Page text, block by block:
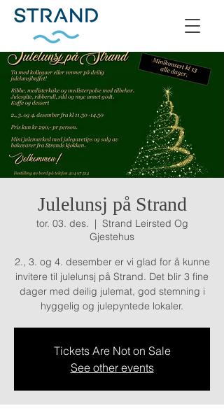
Julelunsj på Strand
tor. 03. des.
  |
Strand Leirsted Og
Gjestehus
2., 3. og 4. desember er vi glad for å kunne
invitere til julelunsj på Strand. Det blir 3 fine
dager med deilig julemat, god stemning i
hyggelig og julepyntede lokaler.
Tickets Are Not on Sale
See other events